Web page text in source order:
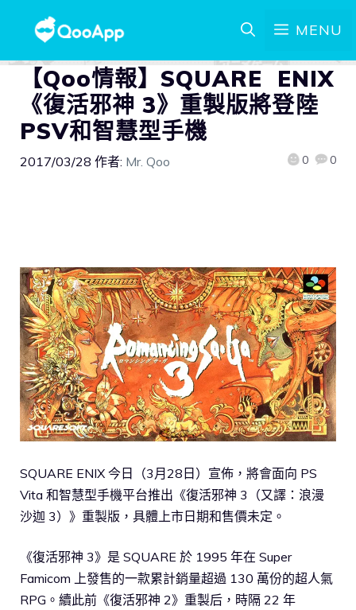
MENU
【Qoo情報】SQUARE ENIX
《復活邪神 3》重製版將登陸
PSV和智慧型手機
2017/03/28 作者: Mr. Qoo 0 0
SQUARE ENIX 今日（3月28日）宣佈，將會面向 PS
Vita 和智慧型手機平台推出《復活邪神 3（又譯：浪漫
沙迦 3）》重製版，具體上市日期和售價未定。
《復活邪神 3》是 SQUARE 於 1995 年在 Super
Famicom 上發售的一款累計銷量超過 130 萬份的超人氣
RPG。續此前《復活邪神 2》重製后，時隔 22 年